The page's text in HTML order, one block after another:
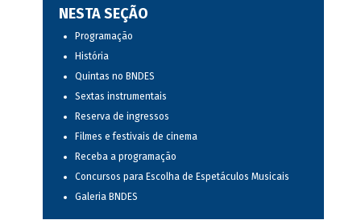
NESTA SEÇÃO
Programação
História
Quintas no BNDES
Sextas instrumentais
Reserva de ingressos
Filmes e festivais de cinema
Receba a programação
Concursos para Escolha de Espetáculos Musicais
Galeria BNDES